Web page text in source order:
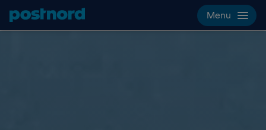
Hoppa över navigering och sök
Menu